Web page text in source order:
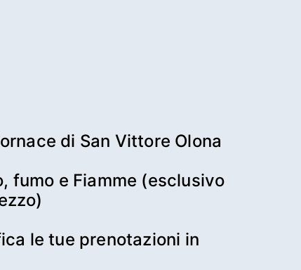
fumo e Fiamme (esclusivo
le tue prenotazioni in